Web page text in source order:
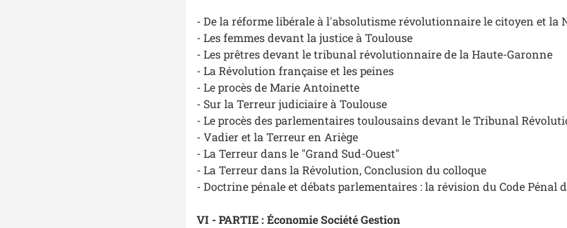
- De la réforme libérale à l'absolutisme révolutionnaire le citoyen et la
- Les femmes devant la justice à Toulouse
- Les prêtres devant le tribunal révolutionnaire de la Haute-Garonne
- La Révolution française et les peines
- Le procès de Marie Antoinette
- Sur la Terreur judiciaire à Toulouse
- Le procès des parlementaires toulousains devant le Tribunal
- Vadier et la Terreur en Ariège
- La Terreur dans le "Grand Sud-Ouest"
- La Terreur dans la Révolution, Conclusion du colloque
- Doctrine pénale et débats parlementaires : la révision du Code Pénal
VI - PARTIE : Économie Société Gestion